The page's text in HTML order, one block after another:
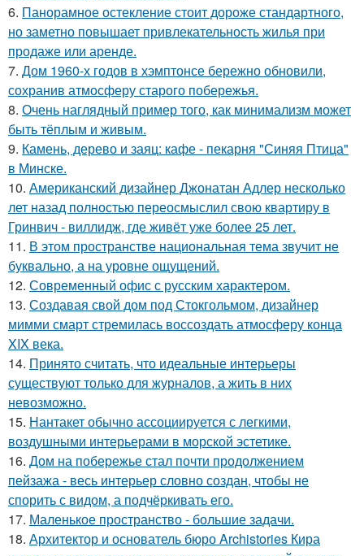
6. Панорамное остекление стоит дороже стандартного,
но заметно повышает привлекательность жилья при
продаже или аренде.
7. Дом 1960-х годов в хэмптонсе бережно обновили,
сохранив атмосферу старого побережья.
8. Очень наглядный пример того, как минимализм может
быть тёплым и живым.
9. Камень, дерево и заяц: кафе - пекарня "Синяя Птица"
в Минске.
10. Американский дизайнер Джонатан Адлер несколько
лет назад полностью переосмыслил свою квартиру в
Гринвич - виллидж, где живёт уже более 25 лет.
11. В этом пространстве национальная тема звучит не
буквально, а на уровне ощущений.
12. Современный офис с русским характером.
13. Создавая свой дом под Стокгольмом, дизайнер
мимми смарт стремилась воссоздать атмосферу конца
XIX века.
14. Принято считать, что идеальные интерьеры
существуют только для журналов, а жить в них
невозможно.
15. Нантакет обычно ассоциируется с легкими,
воздушными интерьерами в морской эстетике.
16. Дом на побережье стал почти продолжением
пейзажа - весь интерьер словно создан, чтобы не
спорить с видом, а подчёркивать его.
17. Маленькое пространство - большие задачи.
18. Архитектор и основатель бюро Archistories Кира